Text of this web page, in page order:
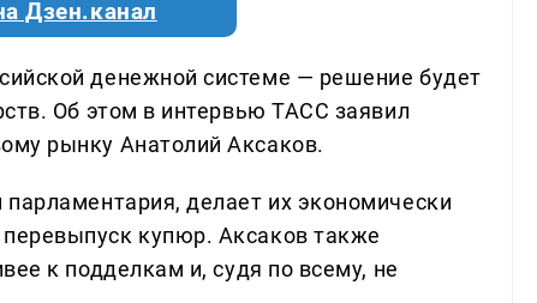
Дзен.канал
денежной системе — решение будет
Об этом в интервью ТАСС заявил
рынку Анатолий Аксаков.
делает их экономически
купюр. Аксаков также
к подделкам и, судя по всему, не